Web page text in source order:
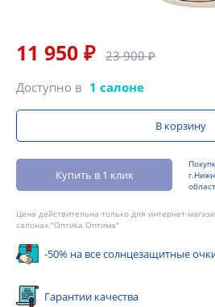
11 950 ₽ 23 900 ₽
Доступно в 1 салоне
В корзину
Купить в 1 клик
Цена действительна только для интернет-
салонах "Оптика Оптима"
-50% на все солнцезащитные
Гарантии качества